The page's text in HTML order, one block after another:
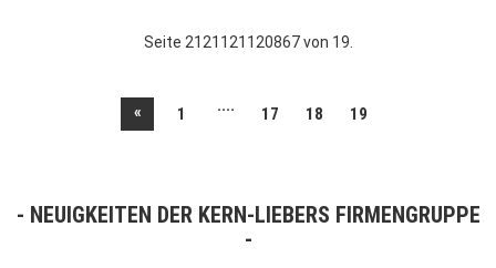
Seite 2121121120867 von 19.
« 1 .... 17 18 19
NEUIGKEITEN DER KERN-LIEBERS FIRMENGRUPPE